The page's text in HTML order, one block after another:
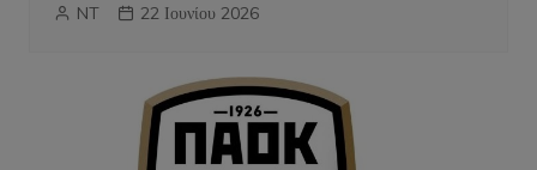
NT 22 Ιουνίου 2026